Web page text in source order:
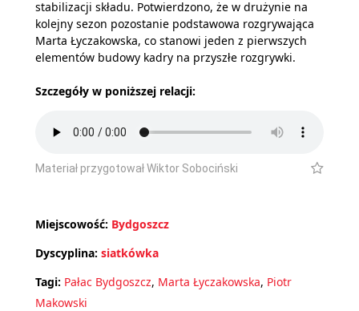
stabilizacji składu. Potwierdzono, że w drużynie na
kolejny sezon pozostanie podstawowa rozgrywająca
Marta Łyczakowska, co stanowi jeden z pierwszych
elementów budowy kadry na przyszłe rozgrywki.
Szczegóły w poniższej relacji:
Materiał przygotował Wiktor Sobociński
Miejscowość: Bydgoszcz
Dyscyplina: siatkówka
Tagi: Pałac Bydgoszcz, Marta Łyczakowska, Piotr
Makowski